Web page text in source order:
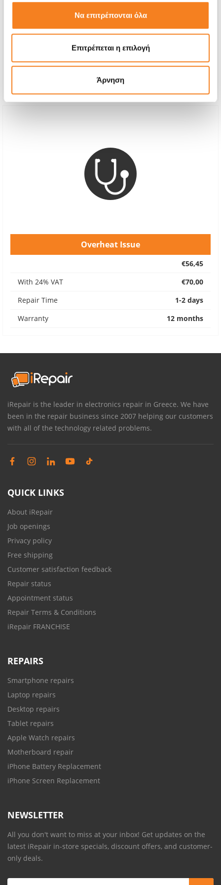
Να επιτρέπονται όλα
Επιτρέπεται η επιλογή
Άρνηση
€24,19
Repair Time
1-2 days
Overheat Issue
€56,45
With 24% VAT
€70,00
Repair Time
1-2 days
Warranty
12 months
iRepair is the leader in electronics repair in Greece. We have
been in the repair business since 2007 helping our customers
with all of the technology related problems.
QUICK LINKS
About iRepair
Job openings
Privacy policy
Free shipping
Customer satisfaction feedback
Repair status
Appointment status
Repair Terms & Conditions
iRepair FRANCHISE
REPAIRS
Smartphone repairs
Laptop repairs
Desktop repairs
Tablet repairs
Apple Watch repairs
Motherboard repair
iPhone Battery Replacement
iPhone Screen Replacement
NEWSLETTER
All you don't want to miss at your inbox! Get updates on the
latest iRepair in-store specials, discount offers, and customer-
only deals.